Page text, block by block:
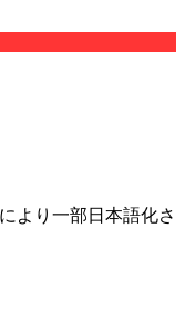
より一部日本語化さ